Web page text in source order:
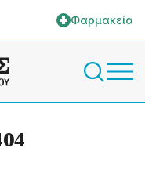
Φαρμακεία